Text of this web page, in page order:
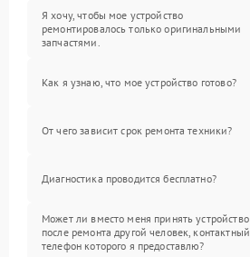
Я хочу, чтобы мое устройство
ремонтировалось только оригинальными
запчастями.
Как я узнаю, что мое устройство готово?
От чего зависит срок ремонта техники?
Диагностика проводится бесплатно?
Может ли вместо меня принять устройство
после ремонта другой человек, контактный
телефон которого я предоставлю?